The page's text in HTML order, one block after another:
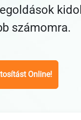
számomra.
Online!